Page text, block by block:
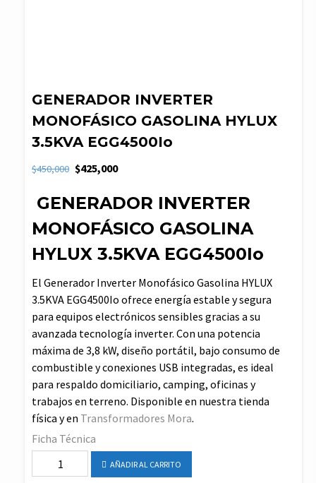
GENERADOR INVERTER
MONOFÁSICO GASOLINA HYLUX
3.5KVA EGG4500Io
$450,000 El
original
$450,000.
$425,000
actual
$425,000.
GENERADOR INVERTER
MONOFÁSICO GASOLINA
HYLUX 3.5KVA EGG4500Io
El Generador Inverter Monofásico Gasolina HYLUX
3.5KVA EGG4500Io ofrece energía estable y segura
para equipos electrónicos sensibles gracias a su
avanzada tecnología inverter. Con una potencia
máxima de 3,8 kW, diseño portátil, bajo consumo de
combustible y conexiones USB integradas, es ideal
para respaldo domiciliario, camping, oficinas y
trabajos en terreno. Disponible en nuestra tienda
física y en Transformadores Mora.
Ficha Técnica
GENERADOR
INVERTER
AÑADIR AL CARRITO